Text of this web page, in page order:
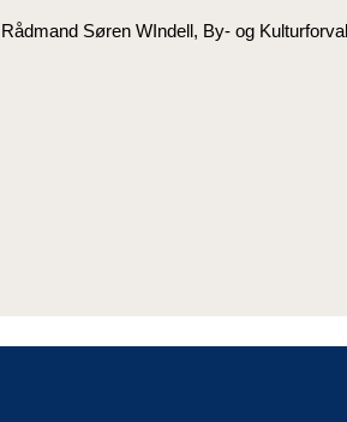
Rådmand Søren WIndell, By- og